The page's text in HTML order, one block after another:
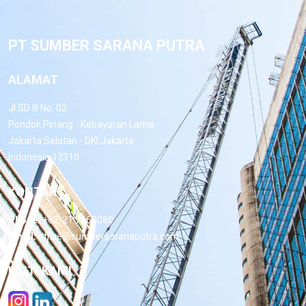
PT SUMBER SARANA PUTRA
ALAMAT
Jl.SD III No. 02
Pondok Pinang - Kebayoran Lama
Jakarta Selatan - DKI Jakarta
Indonesia 12310
KONTAK
Phone: +62-21 7660080
Email:office@sumbersaranaputra.com
IKUTI KAMI